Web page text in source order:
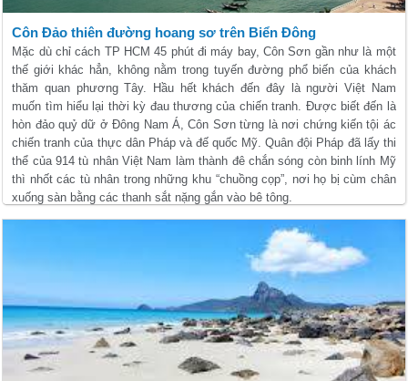
Côn Đảo thiên đường hoang sơ trên Biển Đông
Mặc dù chỉ cách TP HCM 45 phút đi máy bay, Côn Sơn gần như là một
thế giới khác hẳn, không nằm trong tuyến đường phổ biến của khách
thăm quan phương Tây. Hầu hết khách đến đây là người Việt Nam
muốn tìm hiểu lại thời kỳ đau thương của chiến tranh. Được biết đến là
hòn đảo quỷ dữ ở Đông Nam Á, Côn Sơn từng là nơi chứng kiến tội ác
chiến tranh của thực dân Pháp và đế quốc Mỹ. Quân đội Pháp đã lấy thi
thể của 914 tù nhân Việt Nam làm thành đê chắn sóng còn binh lính Mỹ
thì nhốt các tù nhân trong những khu “chuồng cọp”, nơi họ bị cùm chân
xuống sàn bằng các thanh sắt nặng gắn vào bê tông.